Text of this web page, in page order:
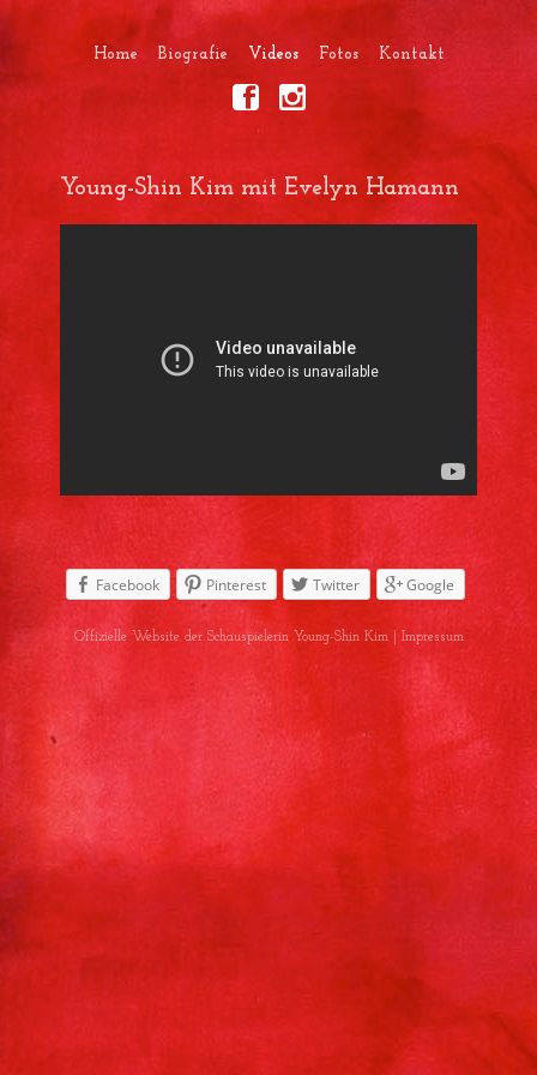
Home Biografie Videos Fotos Kontakt
Young-Shin Kim mit Evelyn Hamann
Facebook Pinterest Twitter Google
Offizielle Website der Schauspielerin Young-Shin Kim | Impressum